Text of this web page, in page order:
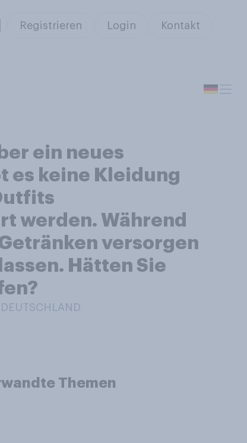
Registrieren Login Kontakt
ein neues
es keine Kleidung
werden. Während
versorgen
Hätten Sie
Themen